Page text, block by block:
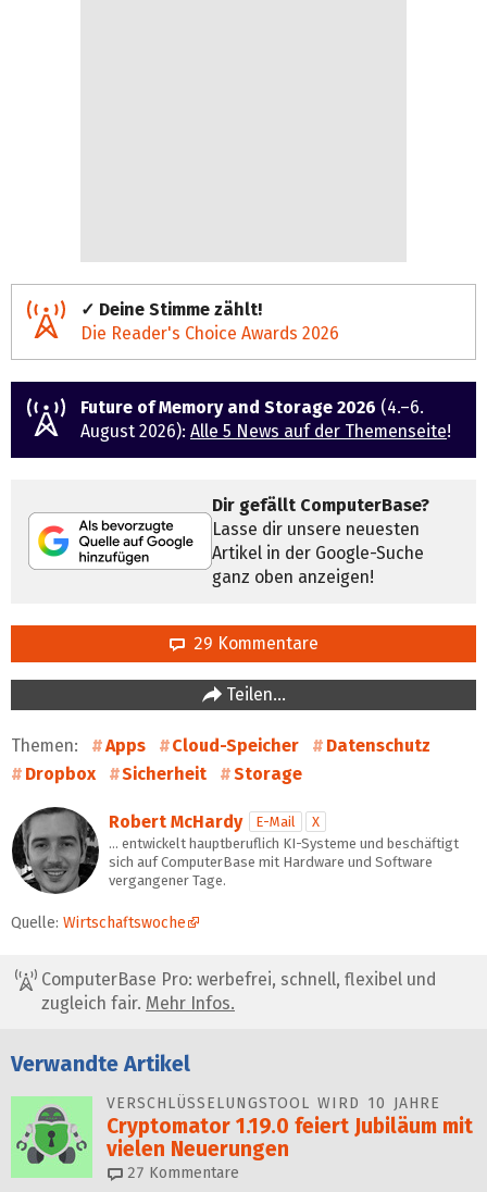
✓ Deine Stimme zählt!
Die Reader's Choice Awards 2026
Future of Memory and Storage 2026 (4.–6.
August 2026): Alle 5 News auf der Themenseite!
Dir gefällt ComputerBase?
Lasse dir unsere neuesten
Artikel in der Google-Suche
ganz oben anzeigen!
29 Kommentare
Teilen…
Themen: Apps Cloud-Speicher
Datenschutz
Dropbox
Sicherheit Storage
Robert McHardy E-Mail
X
… entwickelt hauptberuflich KI-Systeme und beschäftigt
sich auf ComputerBase mit Hardware und Software
vergangener Tage.
Quelle: Wirtschaftswoche
ComputerBase Pro: werbefrei, schnell, flexibel und
zugleich fair. Mehr Infos.
Verwandte Artikel
VERSCHLÜSSELUNGSTOOL WIRD 10 JAHRE
Cryptomator 1.19.0 feiert Ju­bi­läum mit
vielen Neuerungen
27 Kommentare